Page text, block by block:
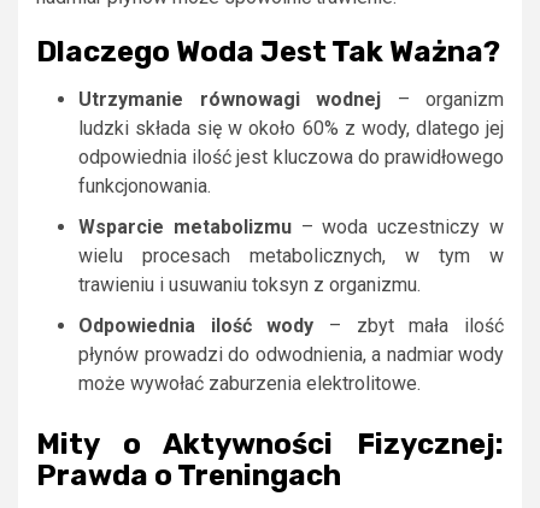
Dlaczego Woda Jest Tak Ważna?
Utrzymanie równowagi wodnej – organizm
ludzki składa się w około 60% z wody, dlatego jej
odpowiednia ilość jest kluczowa do prawidłowego
funkcjonowania.
Wsparcie metabolizmu– woda uczestniczy w
wielu procesach metabolicznych, w tym w
trawieniu i usuwaniu toksyn z organizmu.
Odpowiednia ilość wody – zbyt mała ilość
płynów prowadzi do odwodnienia, a nadmiar wody
może wywołać zaburzenia elektrolitowe.
Mity o Aktywności Fizycznej:
Prawda o Treningach